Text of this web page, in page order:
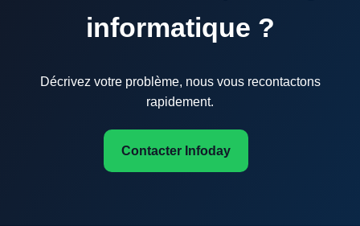
informatique ?
Décrivez votre problème, nous vous recontactons
rapidement.
Contacter Infoday